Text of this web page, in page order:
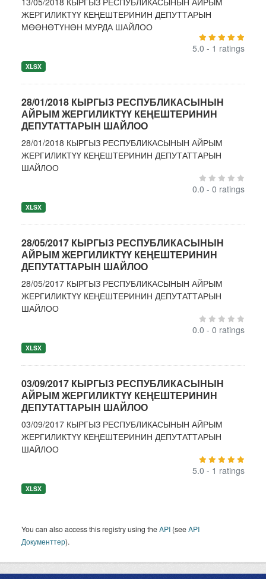
ЖЕРГИЛИКТҮҮ КЕҢЕШТЕРИНИН ДЕПУТТАРЫН
МӨӨНӨТҮНӨН МУРДА ШАЙЛОО
5.0 - 1 ratings
XLSX
28/01/2018 КЫРГЫЗ РЕСПУБЛИКАСЫНЫН
АЙРЫМ ЖЕРГИЛИКТҮҮ КЕҢЕШТЕРИНИН
ДЕПУТАТТАРЫН ШАЙЛОО
28/01/2018 КЫРГЫЗ РЕСПУБЛИКАСЫНЫН АЙРЫМ
ЖЕРГИЛИКТҮҮ КЕҢЕШТЕРИНИН ДЕПУТАТТАРЫН
ШАЙЛОО
0.0 - 0 ratings
XLSX
28/05/2017 КЫРГЫЗ РЕСПУБЛИКАСЫНЫН
АЙРЫМ ЖЕРГИЛИКТҮҮ КЕҢЕШТЕРИНИН
ДЕПУТАТТАРЫН ШАЙЛОО
28/05/2017 КЫРГЫЗ РЕСПУБЛИКАСЫНЫН АЙРЫМ
ЖЕРГИЛИКТҮҮ КЕҢЕШТЕРИНИН ДЕПУТАТТАРЫН
ШАЙЛОО
0.0 - 0 ratings
XLSX
03/09/2017 КЫРГЫЗ РЕСПУБЛИКАСЫНЫН
АЙРЫМ ЖЕРГИЛИКТҮҮ КЕҢЕШТЕРИНИН
ДЕПУТАТТАРЫН ШАЙЛОО
03/09/2017 КЫРГЫЗ РЕСПУБЛИКАСЫНЫН АЙРЫМ
ЖЕРГИЛИКТҮҮ КЕҢЕШТЕРИНИН ДЕПУТАТТАРЫН
ШАЙЛОО
5.0 - 1 ratings
XLSX
You can also access this registry using theAPI (seeAPI
Документтер).